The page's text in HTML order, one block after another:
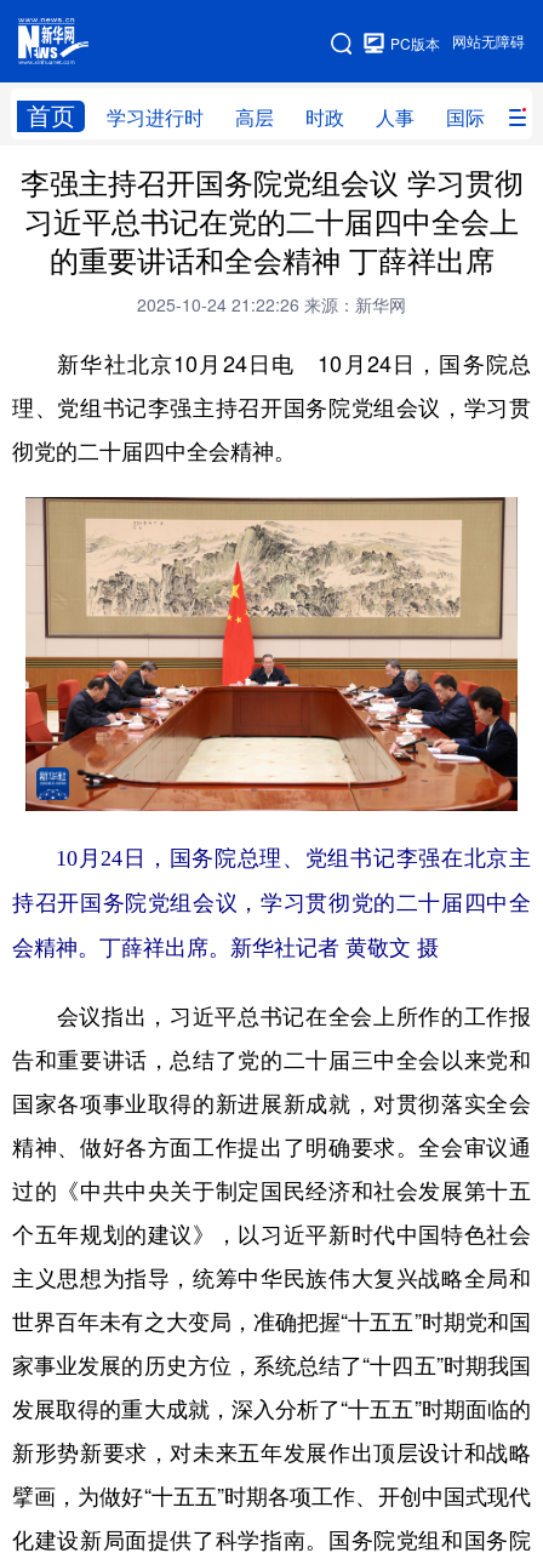
网站无障碍
PC版本
首页 学习进行时 高层 时政 人事 国际 财
网站地图
学习进行时 高层 时政 人事
国际 财经 网评 港澳
食品 人居 信息化 数字经济
学术中国 乡村振兴 银龄 溯源中国
城市 旅游 能源 会展
彩票 娱乐 时尚 悦读
公益 一带一路 亚太网 上市公司
文化产业
北京 天津 河北
山东 河南 湖北 湖南
广东 广西 海南 重庆
四川 贵州 云南 西藏
陕西 甘肃 青海 宁夏
新疆 内蒙古 黑龙江
Русский язык 日本語 한국어
Deutsch Português
李强主持召开国务院党组会议 学习贯彻
习近平总书记在党的二十届四中全会上
的重要讲话和全会精神 丁薛祥出席
2025-10-24 21:22:26 来源：新华网
新华社北京10月24日电 10月24日，国务院总
理、党组书记李强主持召开国务院党组会议，学习贯
彻党的二十届四中全会精神。
10月24日，国务院总理、党组书记李强在北京主
持召开国务院党组会议，学习贯彻党的二十届四中全
会精神。丁薛祥出席。新华社记者 黄敬文 摄
会议指出，习近平总书记在全会上所作的工作报
告和重要讲话，总结了党的二十届三中全会以来党和
国家各项事业取得的新进展新成就，对贯彻落实全会
精神、做好各方面工作提出了明确要求。全会审议通
过的《中共中央关于制定国民经济和社会发展第十五
个五年规划的建议》，以习近平新时代中国特色社会
主义思想为指导，统筹中华民族伟大复兴战略全局和
世界百年未有之大变局，准确把握“十五五”时期党和国
家事业发展的历史方位，系统总结了“十四五”时期我国
发展取得的重大成就，深入分析了“十五五”时期面临的
新形势新要求，对未来五年发展作出顶层设计和战略
擘画，为做好“十五五”时期各项工作、开创中国式现代
化建设新局面提供了科学指南。国务院党组和国务院